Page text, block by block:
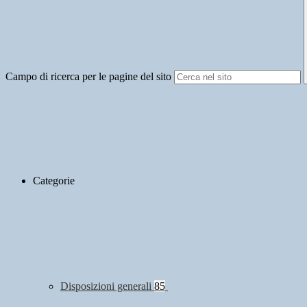
Campo di ricerca per le pagine del sito
Categorie
Disposizioni generali 85